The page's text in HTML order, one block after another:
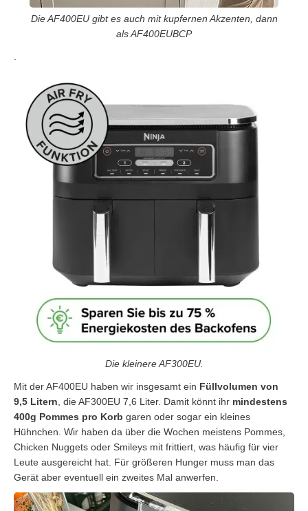
Die AF400EU gibt es auch mit kupfernen Akzenten, dann
als AF400EUBCP
Die kleinere AF300EU.
Mit der AF400EU haben wir insgesamt ein Füllvolumen von
9,5 Litern , die AF300EU 7,6 Liter. Damit könnt ihr mindestens
400g Pommes pro Korb garen oder sogar ein kleines
Hühnchen. Wir haben da über die Wochen meistens Pommes,
Chicken Nuggets oder Smileys mit frittiert, was häufig für vier
Leute ausgereicht hat. Für größeren Hunger muss man das
Gerät aber eventuell ein zweites Mal anwerfen.